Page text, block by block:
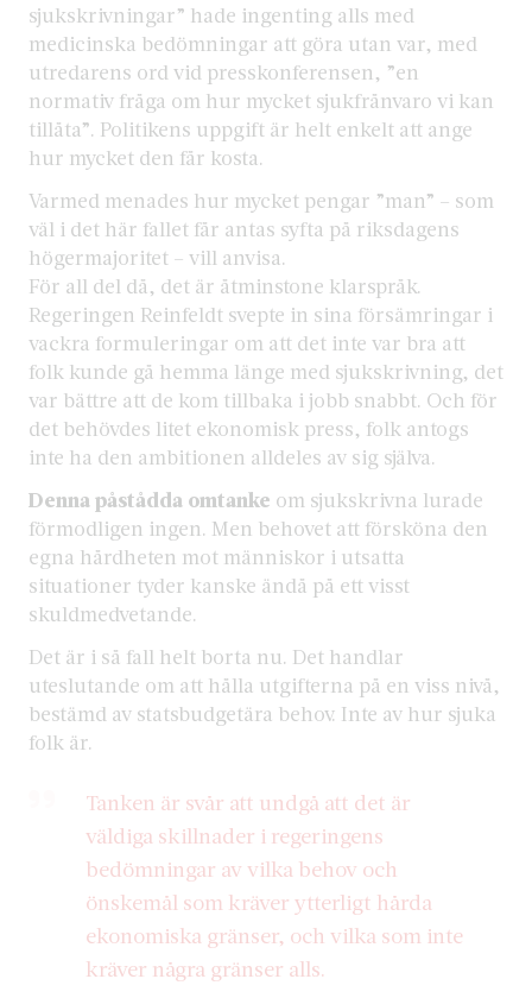
sjukskrivningar” hade ingenting alls med
medicinska bedömningar att göra utan var, med
utredarens ord vid presskonferensen, ”en
normativ fråga om hur mycket sjukfrånvaro vi kan
tillåta”. Politikens uppgift är helt enkelt att ange
hur mycket den får kosta.
Varmed menades hur mycket pengar ”man” – som
väl i det här fallet får antas syfta på riksdagens
högermajoritet – vill anvisa.
För all del då, det är åtminstone klarspråk.
Regeringen Reinfeldt svepte in sina försämringar i
vackra formuleringar om att det inte var bra att
folk kunde gå hemma länge med sjukskrivning, det
var bättre att de kom tillbaka i jobb snabbt. Och för
det behövdes litet ekonomisk press, folk antogs
inte ha den ambitionen alldeles av sig själva.
Denna påstådda omtanke om sjukskrivna lurade
förmodligen ingen. Men behovet att försköna den
egna hårdheten mot människor i utsatta
situationer tyder kanske ändå på ett visst
skuldmedvetande.
Det är i så fall helt borta nu. Det handlar
uteslutande om att hålla utgifterna på en viss nivå,
bestämd av statsbudgetära behov. Inte av hur sjuka
folk är.
Tanken är svår att undgå att det är
väldiga skillnader i regeringens
bedömningar av vilka behov och
önskemål som kräver ytterligt hårda
ekonomiska gränser, och vilka som inte
kräver några gränser alls.